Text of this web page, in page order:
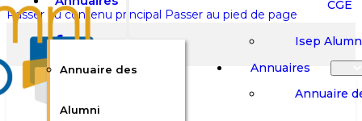
Passer au contenu principal Passer au pied de page
Annuaire des
Alumni
CGE
Isep
Annuaires
Annuaire